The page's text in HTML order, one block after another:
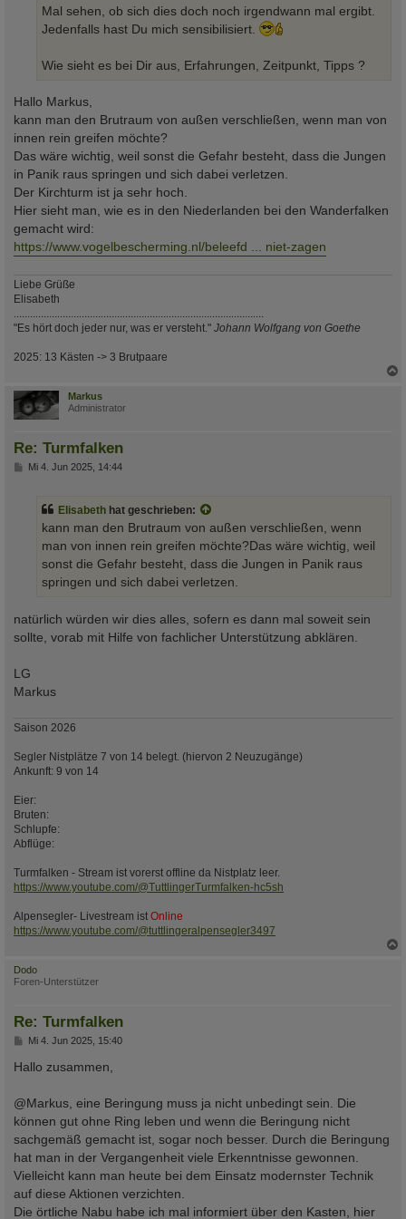
Mal sehen, ob sich dies doch noch irgendwann mal ergibt.
Jedenfalls hast Du mich sensibilisiert.
Wie sieht es bei Dir aus, Erfahrungen, Zeitpunkt, Tipps ?
Hallo Markus,
kann man den Brutraum von außen verschließen, wenn man von
innen rein greifen möchte?
Das wäre wichtig, weil sonst die Gefahr besteht, dass die Jungen
in Panik raus springen und sich dabei verletzen.
Der Kirchturm ist ja sehr hoch.
Hier sieht man, wie es in den Niederlanden bei den Wanderfalken
gemacht wird:
https://www.vogelbescherming.nl/beleefd ... niet-zagen
Liebe Grüße
Elisabeth
............................................................................................
"Es hört doch jeder nur, was er versteht." Johann Wolfgang von Goethe
2025: 13 Kästen -> 3 Brutpaare
Markus
Administrator
Re: Turmfalken
BMi 4. Jun 2025, 14:44
Elisabeth hat geschrieben:
kann man den Brutraum von außen verschließen, wenn
man von innen rein greifen möchte?Das wäre wichtig, weil
sonst die Gefahr besteht, dass die Jungen in Panik raus
springen und sich dabei verletzen.
natürlich würden wir dies alles, sofern es dann mal soweit sein
sollte, vorab mit Hilfe von fachlicher Unterstützung abklären.
LG
Markus
Saison 2026
Segler Nistplätze 7 von 14 belegt. (hiervon 2 Neuzugänge)
Ankunft: 9 von 14
Eier:
Bruten:
Schlupfe:
Abflüge:
Turmfalken - Stream ist vorerst offline da Nistplatz leer.
https://www.youtube.com/@TuttlingerTurmfalken-hc5sh
Alpensegler- Livestream ist Online
https://www.youtube.com/@tuttlingeralpensegler3497
Dodo
Foren-Unterstützer
Re: Turmfalken
B
i
t
a
g
Mi 4. Jun 2025, 15:40
Hallo zusammen,
@Markus, eine Beringung muss ja nicht unbedingt sein. Die
können gut ohne Ring leben und wenn die Beringung nicht
sachgemäß gemacht ist, sogar noch besser. Durch die Beringung
hat man in der Vergangenheit viele Erkenntnisse gewonnen.
Vielleicht kann man heute bei dem Einsatz modernster Technik
auf diese Aktionen verzichten.
Die örtliche Nabu habe ich mal informiert über den Kasten, hier